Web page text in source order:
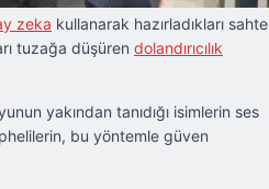
zeka kullanarak hazırladıkları sahte
tuzağa düşüren dolandırıcılık
yakından tanıdığı isimlerin ses
bu yöntemle güven